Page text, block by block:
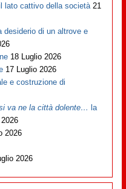
lato cattivo della società 21
desiderio di un altrove e
18 Luglio 2026
17 Luglio 2026
e costruzione di
va ne la città dolente… la
2026
2026